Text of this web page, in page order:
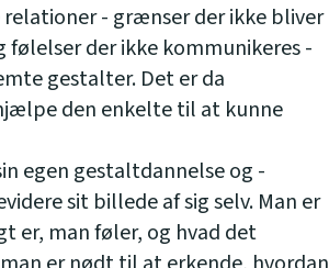
- grænser der ikke bliver
der ikke kommunikeres -
gestalter. Det er da
den enkelte til at kunne
egen gestaltdannelse og -
sit billede af sig selv. Man er
er, man føler, og hvad det